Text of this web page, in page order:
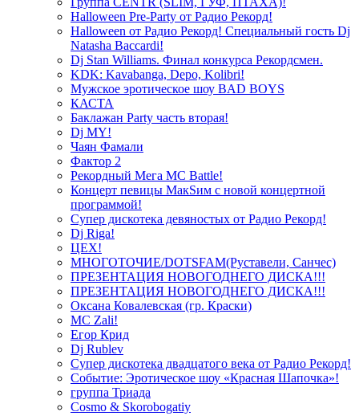
Halloween Pre-Party от Радио Рекорд!
Halloween от Радио Рекорд! Специальный гость Dj
Natasha Baccardi!
Dj Stan Williams. Финал конкурса Рекордсмен.
KDK: Kavabanga, Depo, Kolibri!
Мужское эротическое шоу BAD BOYS
КАСТА
Баклажан Party часть вторая!
Dj MY!
Чаян Фамали
Фактор 2
Рекордный Мега МС Battle!
Концерт певицы МакSим с новой концертной
программой!
Супер дискотека девяностых от Радио Рекорд!
Dj Riga!
ЦЕХ!
МНОГОТОЧИЕ/DOTSFAM(Руставели, Санчес)
ПРЕЗЕНТАЦИЯ НОВОГОДНЕГО ДИСКА!!!
ПРЕЗЕНТАЦИЯ НОВОГОДНЕГО ДИСКА!!!
Оксана Ковалевская (гр. Краски)
MC Zali!
Егор Крид
Dj Rublev
Супер дискотека двадцатого века от Радио Рекорд!
Событие: Эротическое шоу «Красная Шапочка»!
группа Триада
Cosmo & Skorobogatiy